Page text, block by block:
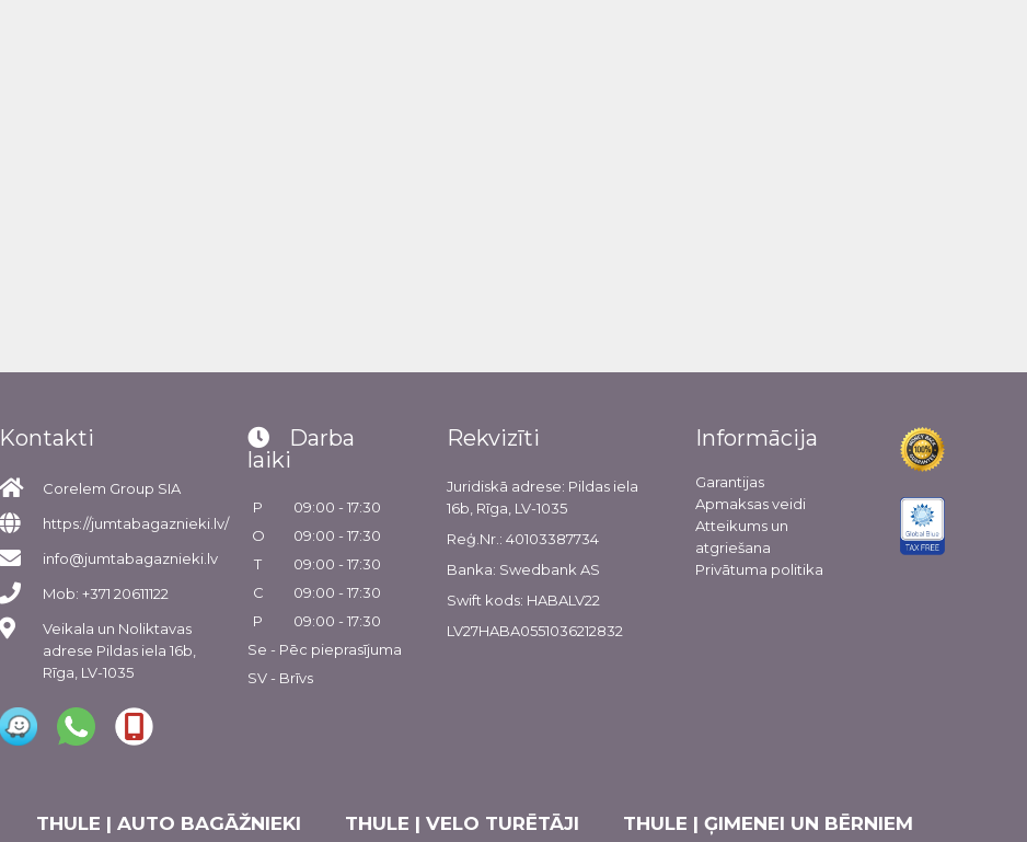
Kontakti
Corelem Group SIA
https://jumtabagaznieki.lv/
info@jumtabagaznieki.lv
Mob: +371 20611122
Veikala un Noliktavas
adrese Pildas iela 16b,
Rīga, LV-1035
Darba
laiki
P
09:00 - 17:30
O
09:00 - 17:30
T
09:00 - 17:30
C
09:00 - 17:30
P
09:00 - 17:30
Se - Pēc pieprasījuma
SV - Brīvs
Rekvizīti
Juridiskā adrese: Pildas iela
16b, Rīga, LV-1035
Reģ.Nr.: 40103387734
Banka: Swedbank AS
Swift kods: HABALV22
LV27HABA0551036212832
Informācija
Garantijas
Apmaksas veidi
Atteikums un
atgriešana
Privātuma politika
THULE | AUTO BAGĀŽNIEKI THULE | VELO TURĒTĀJI THULE | ĢIMENEI UN BĒRNIEM